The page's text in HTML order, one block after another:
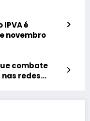
é
novembro
combate
redes